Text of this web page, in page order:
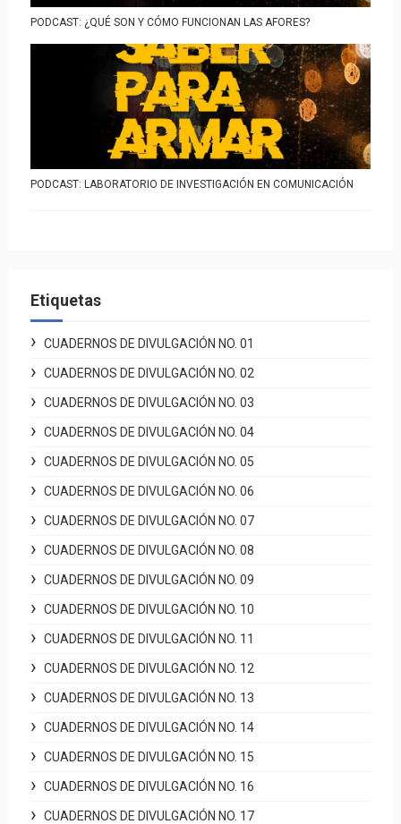
PODCAST: ¿QUÉ SON Y CÓMO FUNCIONAN LAS AFORES?
PODCAST: LABORATORIO DE INVESTIGACIÓN EN COMUNICACIÓN
Etiquetas
CUADERNOS DE DIVULGACIÓN NO. 01
CUADERNOS DE DIVULGACIÓN NO. 02
CUADERNOS DE DIVULGACIÓN NO. 03
CUADERNOS DE DIVULGACIÓN NO. 04
CUADERNOS DE DIVULGACIÓN NO. 05
CUADERNOS DE DIVULGACIÓN NO. 06
CUADERNOS DE DIVULGACIÓN NO. 07
CUADERNOS DE DIVULGACIÓN NO. 08
CUADERNOS DE DIVULGACIÓN NO. 09
CUADERNOS DE DIVULGACIÓN NO. 10
CUADERNOS DE DIVULGACIÓN NO. 11
CUADERNOS DE DIVULGACIÓN NO. 12
CUADERNOS DE DIVULGACIÓN NO. 13
CUADERNOS DE DIVULGACIÓN NO. 14
CUADERNOS DE DIVULGACIÓN NO. 15
CUADERNOS DE DIVULGACIÓN NO. 16
CUADERNOS DE DIVULGACIÓN NO. 17